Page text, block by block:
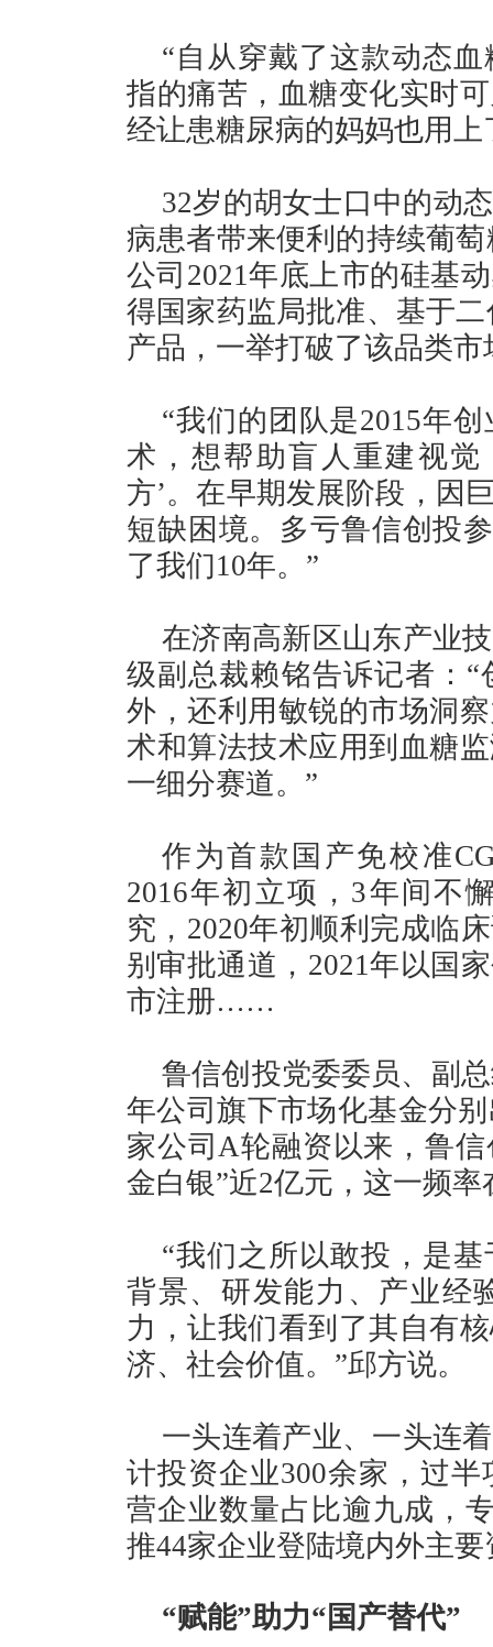
“自从穿戴了这款动态
指的痛苦，血糖变化实时
经让患糖尿病的妈妈也用上
32岁的胡女士口中的动
病患者带来便利的持续葡
公司2021年底上市的硅基
得国家药监局批准、基于
产品，一举打破了该品类
“我们的团队是2015年
术，想帮助盲人重建视
方’。在早期发展阶段，因
短缺困境。多亏鲁信创投
了我们10年。”
在济南高新区山东产业
级副总裁赖铭告诉记者：
外，还利用敏锐的市场洞
术和算法技术应用到血糖
一细分赛道。”
作为首款国产免校准
2016年初立项，3年间不
究，2020年初顺利完成临
别审批通道，2021年以国
市注册……
鲁信创投党委委员、副
年公司旗下市场化基金分
家公司A轮融资以来，鲁
金白银”近2亿元，这一频
“我们之所以敢投，是
背景、研发能力、产业经
力，让我们看到了其自有
济、社会价值。”邱方说。
一头连着产业、一头连
计投资企业300余家，过
营企业数量占比逾九成，
推44家企业登陆境内外主
“赋能”助力“国产替代”